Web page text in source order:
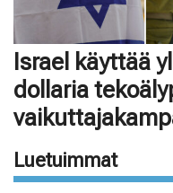
Israel käyttää
dollaria
Luetuimmat